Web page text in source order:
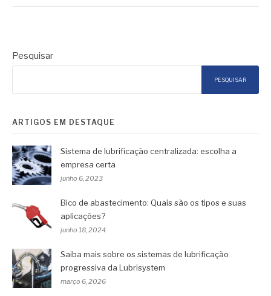
Pesquisar
PESQUISAR
ARTIGOS EM DESTAQUE
Sistema de lubrificação centralizada: escolha a
empresa certa
junho 6, 2023
Bico de abastecimento: Quais são os tipos e suas
aplicações?
junho 18, 2024
Saiba mais sobre os sistemas de lubrificação
progressiva da Lubrisystem
março 6, 2026